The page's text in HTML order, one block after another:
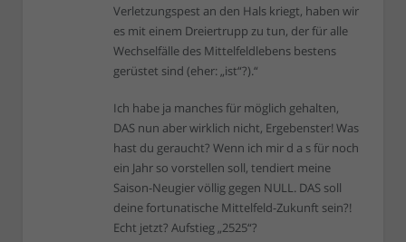
Verletzungspest an den Hals kriegt, haben wir
es mit einem Dreiertrupp zu tun, der für alle
Wechselfälle des Mittelfeldlebens bestens
gerüstet sind (eher: „ist“?).“
Ich habe ja manches für möglich gehalten,
DAS nun aber wirklich nicht, Ergebenster! Was
hast du geraucht? Wenn ich mir d a s für noch
ein Jahr so vorstellen soll, tendiert meine
Saison-Neugier völlig gegen NULL. DAS soll
deine fortunatische Mittelfeld-Zukunft sein?!
Echt jetzt? Aufstieg „2525“?